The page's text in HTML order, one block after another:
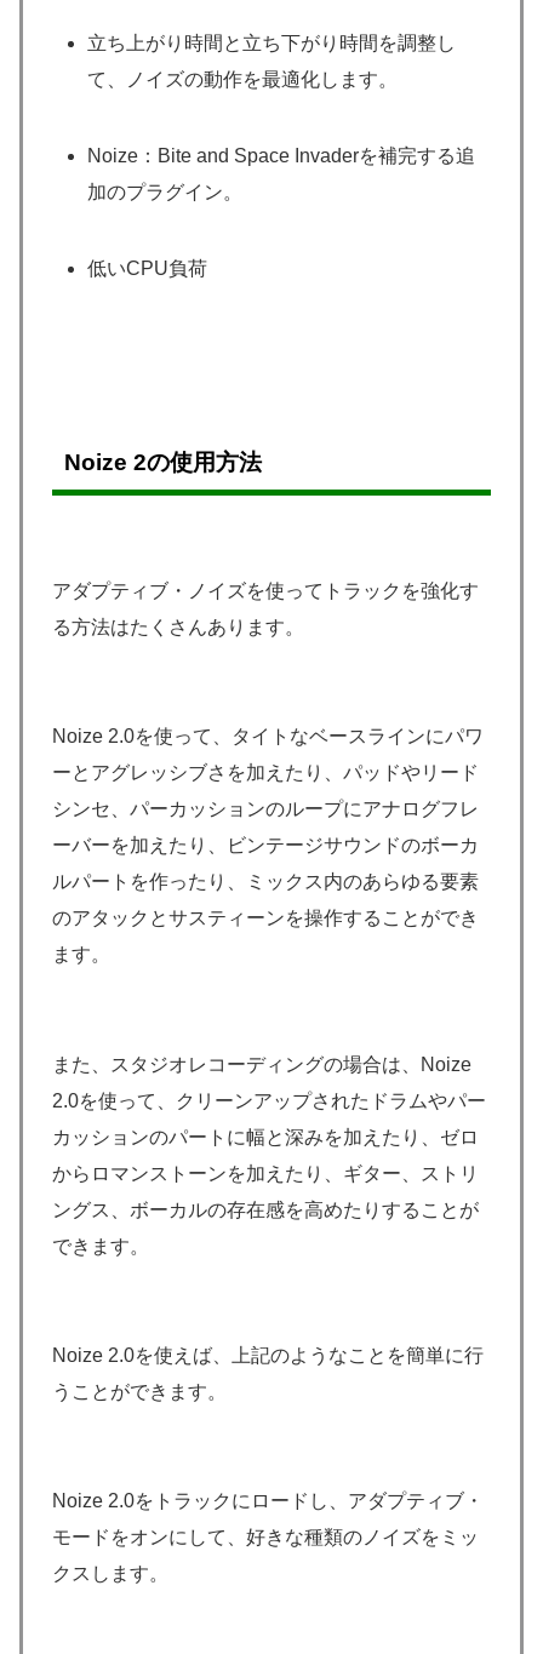
立ち上がり時間と立ち下がり時間を調整し
て、ノイズの動作を最適化します。
Noize：Bite and Space Invaderを補完する追
加のプラグイン。
低いCPU負荷
Noize 2の使用方法
アダプティブ・ノイズを使ってトラックを強化す
る方法はたくさんあります。
Noize 2.0を使って、タイトなベースラインにパワ
ーとアグレッシブさを加えたり、パッドやリード
シンセ、パーカッションのループにアナログフレ
ーバーを加えたり、ビンテージサウンドのボーカ
ルパートを作ったり、ミックス内のあらゆる要素
のアタックとサスティーンを操作することができ
ます。
また、スタジオレコーディングの場合は、Noize
2.0を使って、クリーンアップされたドラムやパー
カッションのパートに幅と深みを加えたり、ゼロ
からロマンストーンを加えたり、ギター、ストリ
ングス、ボーカルの存在感を高めたりすることが
できます。
Noize 2.0を使えば、上記のようなことを簡単に行
うことができます。
Noize 2.0をトラックにロードし、アダプティブ・
モードをオンにして、好きな種類のノイズをミッ
クスします。